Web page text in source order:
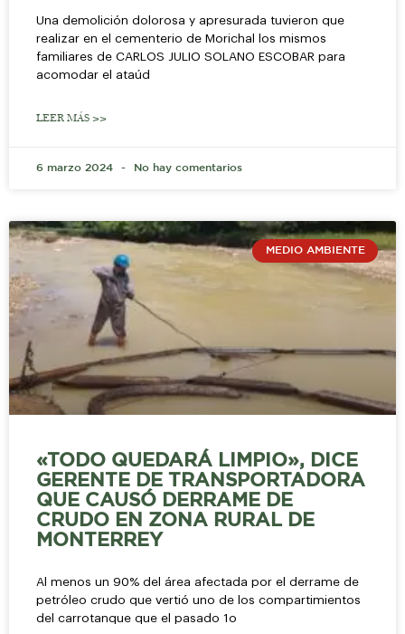
Una demolición dolorosa y apresurada tuvieron que
realizar en el cementerio de Morichal los mismos
familiares de CARLOS JULIO SOLANO ESCOBAR para
acomodar el ataúd
LEER MÁS >>
6 marzo 2024 No hay comentarios
MEDIO AMBIENTE
«TODO QUEDARÁ LIMPIO», DICE
GERENTE DE TRANSPORTADORA
QUE CAUSÓ DERRAME DE
CRUDO EN ZONA RURAL DE
MONTERREY
Al menos un 90% del área afectada por el derrame de
petróleo crudo que vertió uno de los compartimientos
del carrotanque que el pasado 1o